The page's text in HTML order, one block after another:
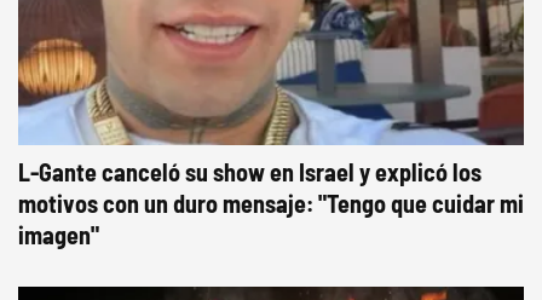
L-Gante canceló su show en Israel y explicó los
motivos con un duro mensaje: "Tengo que cuidar mi
imagen"